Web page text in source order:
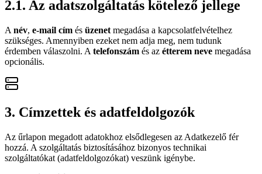
2.1. Az adatszolgáltatás kötelező jellege
A név, e-mail cím és üzenet megadása a kapcsolatfelvételhez
szükséges. Amennyiben ezeket nem adja meg, nem tudunk
érdemben válaszolni. A telefonszám és az étterem neve megadása
opcionális.
3. Címzettek és adatfeldolgozók
Az űrlapon megadott adatokhoz elsődlegesen az Adatkezelő fér
hozzá. A szolgáltatás biztosításához bizonyos technikai
szolgáltatókat (adatfeldolgozókat) veszünk igénybe.